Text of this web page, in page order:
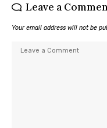
Leave a
Your email address will not be